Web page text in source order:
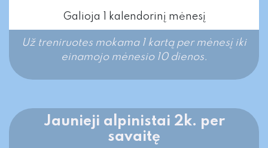
Galioja 1 kalendorinį mėnesį
Už treniruotes mokama 1 kartą per mėnesį iki
einamojo mėnesio 10 dienos.
Jaunieji alpinistai 2k. per
savaitę